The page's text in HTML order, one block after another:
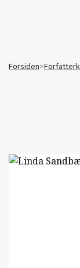
Forsiden>